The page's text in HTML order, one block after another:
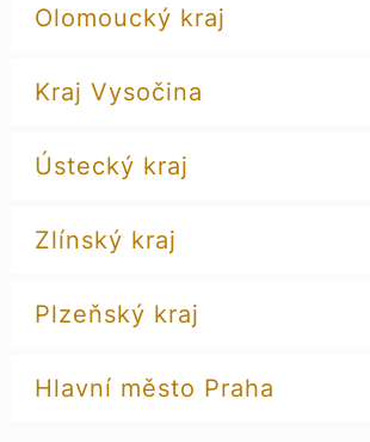
Olomoucký kraj
Kraj Vysočina
Ústecký kraj
Zlínský kraj
Plzeňský kraj
Hlavní město Praha